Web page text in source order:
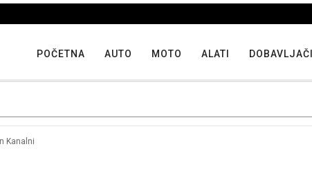
POČETNA AUTO MOTO ALATI DOBAVLJAČI
Kanalni